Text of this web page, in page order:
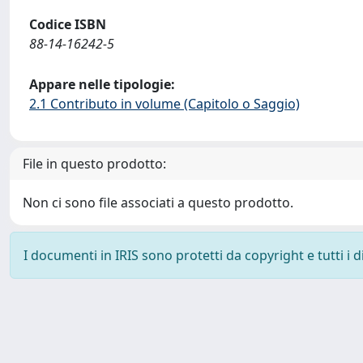
Codice ISBN
88-14-16242-5
Appare nelle tipologie:
2.1 Contributo in volume (Capitolo o Saggio)
File in questo prodotto:
Non ci sono file associati a questo prodotto.
I documenti in IRIS sono protetti da copyright e tutti i